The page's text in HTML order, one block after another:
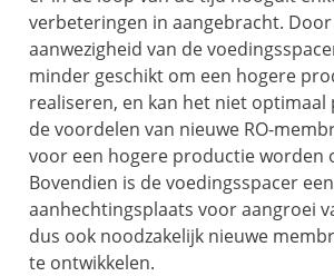
verbeteringen in aangebracht.
aanwezigheid van de
minder geschikt om een hogere
realiseren, en kan het niet
de voordelen van nieuwe RO-
voor een hogere productie worden
Bovendien is de voedingsspacer een
aanhechtingsplaats voor aangroei
dus ook noodzakelijk nieuwe
te ontwikkelen.